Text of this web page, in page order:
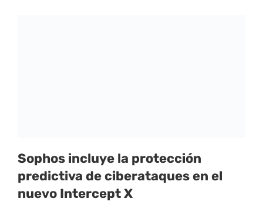
Sophos incluye la protección
predictiva de ciberataques en el
nuevo Intercept X